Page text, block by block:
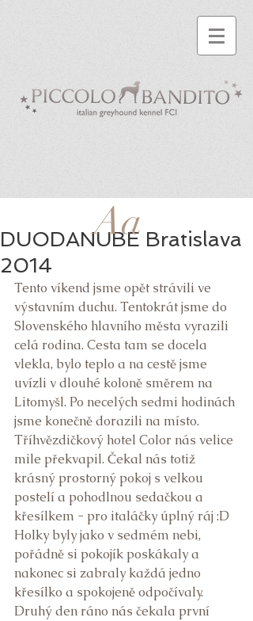
DUODANUBE Bratislava
2014
Tento víkend jsme opět strávili ve
výstavním duchu. Tentokrát jsme do
Slovenského hlavního města vyrazili
celá rodina. Cesta tam se docela
vlekla, bylo teplo a na cestě jsme
uvízli v dlouhé koloně směrem na
Litomyšl. Po necelých sedmi hodinách
jsme konečně dorazili na místo.
Tříhvězdičkový hotel Color nás velice
mile překvapil. Čekal nás totiž
krásný prostorný pokoj s velkou
postelí a pohodlnou sedačkou a
křesílkem - pro italáčky úplný ráj :D
Holky byly jako v sedmém nebi,
pořádně si pokojík poskákaly a
nakonec si zabraly každá jedno
křesílko a spokojeně odpočívaly.
Druhý den ráno nás čekala první
Aa